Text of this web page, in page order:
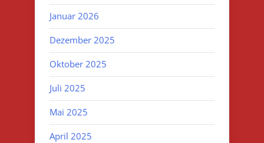
Januar 2026
Dezember 2025
Oktober 2025
Juli 2025
Mai 2025
April 2025